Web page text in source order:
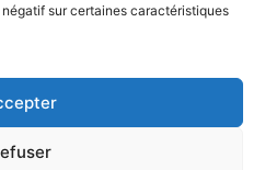
sur certaines caractéristiques